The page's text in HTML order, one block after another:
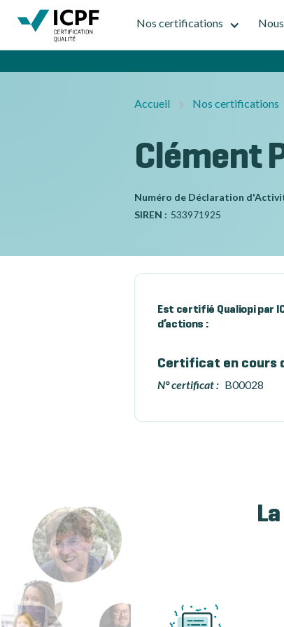
Nos certifications
Accueil Nos certifications
Clément
Numéro de Déclaration
SIREN : 533971925
Est certifié Qualiopi par
d’actions :
Certificat en cours
N° certificat : B00028